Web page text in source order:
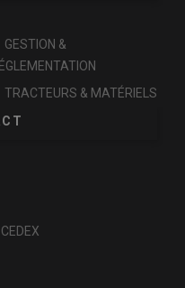
GESTION &
TRACTEURS & MATÉRIELS